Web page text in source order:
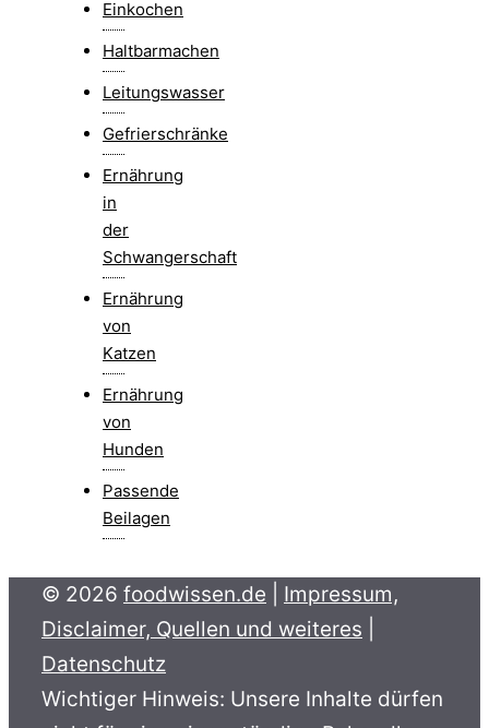
Einkochen
Haltbarmachen
Leitungswasser
Gefrierschränke
Ernährung
in
der
Schwangerschaft
Ernährung
von
Katzen
Ernährung
von
Hunden
Passende
Beilagen
© 2026 foodwissen.de
Impressum,
Disclaimer, Quellen und weiteres
Datenschutz
Wichtiger Hinweis: Unsere Inhalte dürfen